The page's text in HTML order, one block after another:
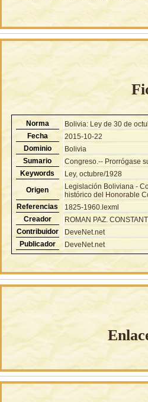
Norma
Bolivia: Ley de 30 de
Fecha
2015-10-22
Dominio
Bolivia
Sumario
Congreso.-- Prorrógase
Keywords
Ley, octubre/1928
Origen
Legislación Boliviana -
histórico del Honorable
Referencias
1825-1960.lexml
Creador
ROMAN PAZ.
Contribuidor
DeveNet.net
Publicador
DeveNet.net